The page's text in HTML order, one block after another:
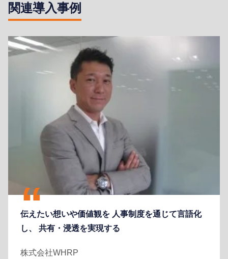
関連導入事例
伝えたい想いや価値観を 人事制度を通じて言語化
し、 共有・浸透を実現する
株式会社WHRP